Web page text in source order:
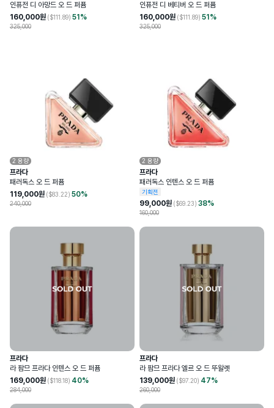
인퓨전 디 아망드 오 드 퍼퓸
160,000원 ($111.89) 51 %
325,000
인퓨전 디 베티버 오 드 퍼퓸
160,000원 ($111.89) 51 %
325,000
2 용량
프라다
패러독스 오 드 퍼퓸
119,000원 ($83.22) 50%
240,000
2 용량
프라다
패러독스 인텐스 오 드 퍼퓸
기획전
99,000원 ($69.23) 38%
160,000
프라다
라 팜므 프라다 인텐스 오 드 퍼퓸
169,000원 ($118.18) 40%
284,000
프라다
라 팜므 프라다 엘르 오 드 뚜왈렛
139,000원 ($97.20) 47%
260,000